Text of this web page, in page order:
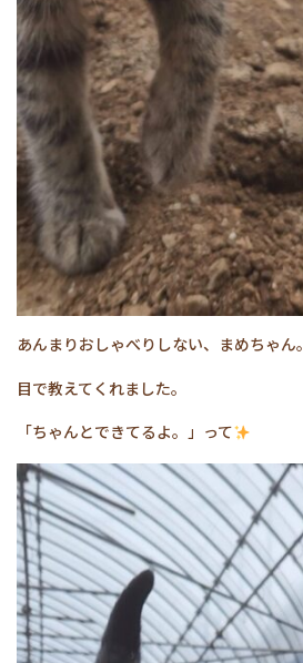
あんまりおしゃべりしない、まめちゃん。
目で教えてくれました。
「ちゃんとできてるよ。」って